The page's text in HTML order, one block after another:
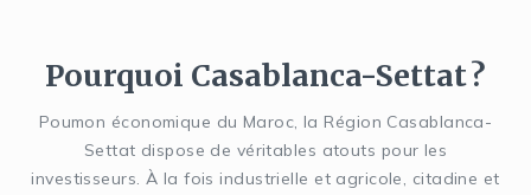
Pourquoi Casablanca-Settat ?
Poumon économique du Maroc, la Région Casablanca-
Settat dispose de véritables atouts pour les
investisseurs. À la fois industrielle et agricole, citadine et